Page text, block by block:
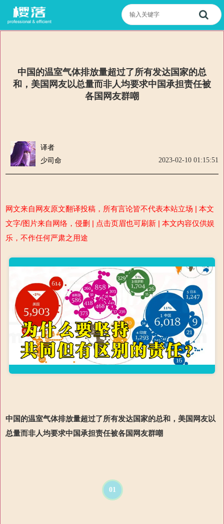
中国的温室气体排放量超过了所有发达国家的总
和，美国网友以总量而非人均要求中国承担责任被
各国网友群嘲
译者
少司命
2023-02-10 01:15:51
网文来自网友原文翻译投稿，所有言论皆不代表本站立场 | 本文
文字/图片来自网络，侵删 | 点击页眉也可刷新 | 本文内容仅供娱
乐，不作任何严肃之用途
中国的温室气体排放量超过了所有发达国家的总和 ，美国网友以
总量而非人均要求中国承担责任被各国网友群嘲
01